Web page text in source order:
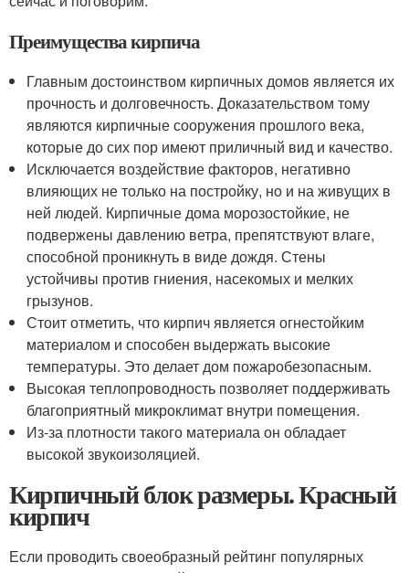
Преимущества кирпича
Главным достоинством кирпичных домов является их
прочность и долговечность. Доказательством тому
являются кирпичные сооружения прошлого века,
которые до сих пор имеют приличный вид и качество.
Исключается воздействие факторов, негативно
влияющих не только на постройку, но и на живущих в
ней людей. Кирпичные дома морозостойкие, не
подвержены давлению ветра, препятствуют влаге,
способной проникнуть в виде дождя. Стены
устойчивы против гниения, насекомых и мелких
грызунов.
Стоит отметить, что кирпич является огнестойким
материалом и способен выдержать высокие
температуры. Это делает дом пожаробезопасным.
Высокая теплопроводность позволяет поддерживать
благоприятный микроклимат внутри помещения.
Из-за плотности такого материала он обладает
высокой звукоизоляцией.
Кирпичный блок размеры. Красный
кирпич
Если проводить своеобразный рейтинг популярных